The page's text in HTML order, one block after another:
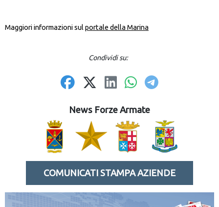
Maggiori informazioni sul portale della Marina
Condividi su:
News Forze Armate
COMUNICATI STAMPA AZIENDE